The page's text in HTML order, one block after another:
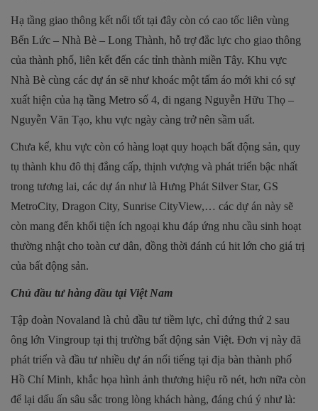
Hạ tầng giao thông kết nối tốt tại đây còn có cao tốc liên vùng
Bến Lức – Nhà Bè – Long Thành, hỗ trợ đắc lực cho giao thông
của thành phố, liên kết đến các tỉnh thành miền Tây. Khu vực
Nhà Bè cùng các dự án sẽ như khoác một tấm áo mới khi có sự
xuất hiện của hạ tầng Metro số 4, đi ngang Nguyễn Hữu Thọ –
Nguyễn Văn Tạo, khu vực ngày càng trở nên sầm uất.
Chưa kể, khu vực còn có hàng loạt quy hoạch bất động sản, quy
tụ thành khu đô thị đẳng cấp, thịnh vượng và phát triển bậc nhất
trong tương lai, các dự án như là Hưng Phát Silver Star, GS
MetroCity, Dragon City, Sunrise CityView,… các dự án này sẽ
còn mang đến khối tiện ích ngoại khu đáp ứng nhu cầu sinh hoạt
thường nhật cho toàn cư dân, đồng thời đánh cú hit lớn cho giá trị
của bất động sản.
Chủ đầu tư hàng đầu tại Việt Nam
Tập đoàn Novaland là chủ đầu tư tiềm lực, chỉ đứng thứ 2 sau
ông lớn Vingroup tại thị trường bất động sản Việt. Đơn vị này đã
phát triển và đầu tư nhiều dự án nổi tiếng tại địa bàn thành phố
Hồ Chí Minh, khắc họa hình ảnh thương hiệu rõ nét, hơn nữa còn
để lại dấu ấn sâu sắc trong lòng khách hàng, đáng chú ý như là: